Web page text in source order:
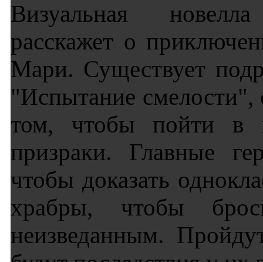
Визуальная
расскажет о
Мари. Существует
"Испытание смелости",
том, чтобы пойти в
призраки. Главные
чтобы доказать
храбры, чтобы
неизведанным.